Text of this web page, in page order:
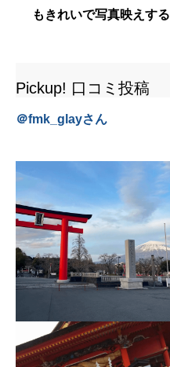
もきれいで写真映えする
Pickup! 口コミ投稿
＠fmk_glayさん